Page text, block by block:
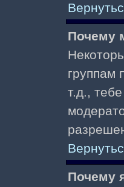
Почему
группам
т.д.,
Почему